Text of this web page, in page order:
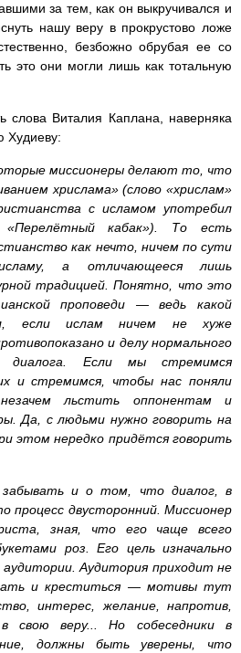
за тем, как он выкручивался и
нашу веру в прокрустово ложе
безбожно обрубая ее со
это они могли лишь как тотальную
слова Виталия Каплана, наверняка
Худиеву:
миссионеры делают то, что
хрислама» (слово «хрислам»
с исламом употребил
кабак»). То есть
как нечто, ничем по сути
а отличающееся лишь
традицией. Понятно, что это
проповеди — ведь какой
если ислам ничем не хуже
и делу нормального
диалога. Если мы стремимся
и стремимся, чтобы нас поняли
льстить оппонентам и
Да, с людьми нужно говорить на
этом нередко придётся говорить
и о том, что диалог, в
двусторонний. Миссионер
зная, что его чаще всего
роз. Его цель изначально
Аудитория приходит не
и креститься — мотивы тут
интерес, желание, напротив,
свою веру... Но собеседники в
должны быть уверены, что